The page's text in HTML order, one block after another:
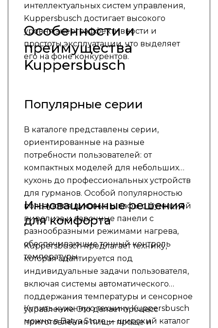
интеллектуальных систем управления,
Kuppersbusch достигает высокого
уровня энергоэффективности и
простоты эксплуатации, что выделяет
его на фоне конкурентов.
Особенности и
преимущества
Kuppersbusch
Популярные серии
В каталоге представлены серии,
ориентированные на разные
потребности пользователей: от
компактных моделей для небольших
кухонь до профессиональных устройств
для гурманов. Особой популярностью
пользуются духовые шкафы с функцией
пиролиза и варочные панели с
разнообразными режимами нагрева,
обеспечивающие точный контроль
температуры.
Инновационные решения
для комфорта
Kuppersbusch предлагает технику,
которая адаптируется под
индивидуальные задачи пользователя,
включая системы автоматического
поддержания температуры и сенсорное
управление. Это делает процесс
приготовления пищи проще и
Купить кухонную технику Kuppersbusch
можно в Batya Store — широкий каталог